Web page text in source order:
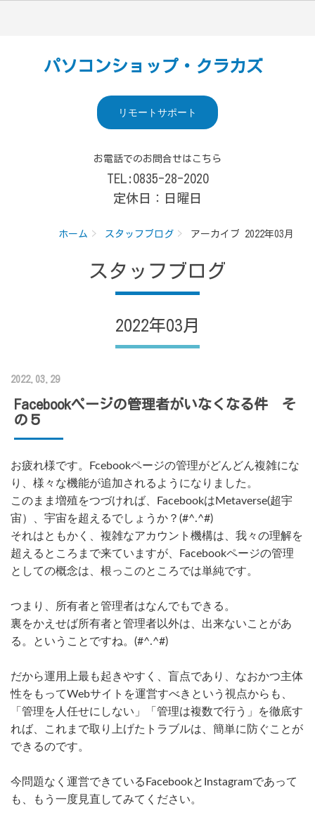
パソコンショップ・クラカズ
リモートサポート
お電話でのお問合せはこちら
TEL:0835-28-2020
定休日：日曜日
ホーム スタッフブログ アーカイブ 2022年03月
スタッフブログ
2022年03月
2022.03.29
Facebookページの管理者がいなくなる件 そ
の５
お疲れ様です。Fcebookページの管理がどんどん複雑にな
り、様々な機能が追加されるようになりました。
このまま増殖をつづければ、FacebookはMetaverse(超宇
宙）、宇宙を超えるでしょうか？(#^.^#)
それはともかく、複雑なアカウント機構は、我々の理解を
超えるところまで来ていますが、Facebookページの管理
としての概念は、根っこのところでは単純です。
つまり、所有者と管理者はなんでもできる。
裏をかえせば所有者と管理者以外は、出来ないことがあ
る。ということですね。(#^.^#)
だから運用上最も起きやすく、盲点であり、なおかつ主体
性をもってWebサイトを運営すべきという視点からも、
「管理を人任せにしない」「管理は複数で行う」を徹底す
れば、これまで取り上げたトラブルは、簡単に防ぐことが
できるのです。
今問題なく運営できているFacebookとInstagramであって
も、もう一度見直してみてください。